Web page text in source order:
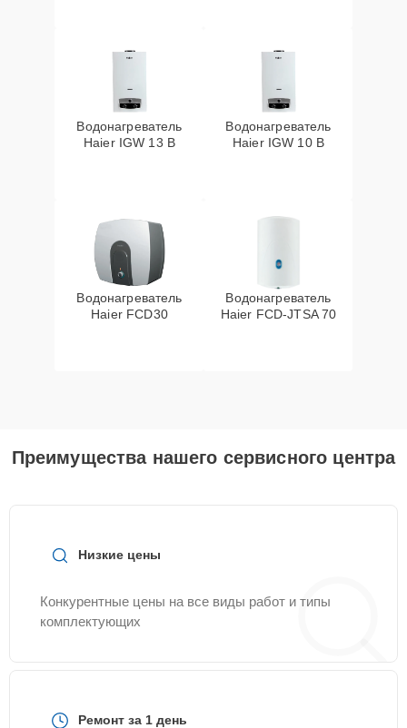
Водонагреватель
Haier IGW 13 B
Водонагреватель
Haier IGW 10 B
Водонагреватель
Haier FCD30
Водонагреватель
Haier FCD-JTSA 70
Преимущества нашего сервисного центра
Низкие цены
Конкурентные цены на все виды работ и типы
комплектующих
Ремонт за 1 день